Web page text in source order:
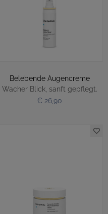
Belebende Augencreme
Wacher Blick, sanft gepflegt.
€ 26,90